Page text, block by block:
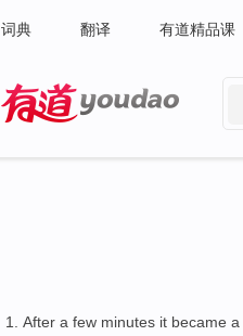
词典 翻译 有道精品课
After a few minutes it became a